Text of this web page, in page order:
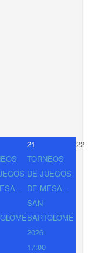
–
21
TORNEOS
DE JUEGOS
DE MESA –
SAN
BARTOLOMÉ
2026
17:00
22